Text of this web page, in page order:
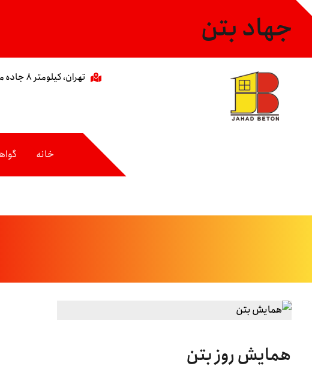
جهاد بتن
تهران، کیلومتر ۸ جاده مخصوص،خیابان عاشری، تقاطع جلال
خانه
همایش روز بتن